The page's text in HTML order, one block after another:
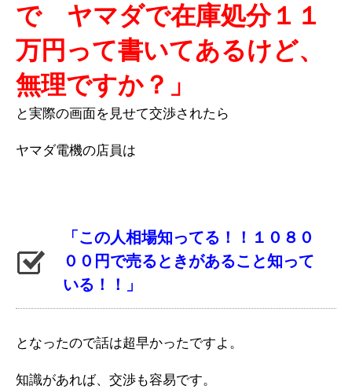
で ヤマダで在庫処分１１
万円って書いてあるけど、
無理ですか？」
と実際の画面を見せて交渉されたら
ヤマダ電機の店員は
「この人相場知ってる！！１０８０
００円で売るときがあること知って
いる！！」
となったので話は超早かったですよ。
知識があれば、交渉も容易です。